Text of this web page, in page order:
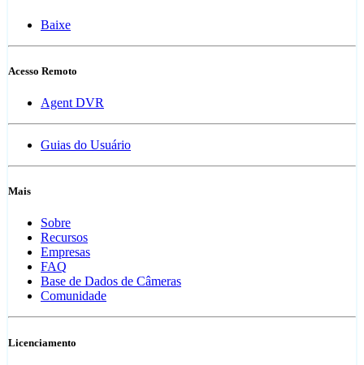
Baixe
Acesso Remoto
Agent DVR
Guias do Usuário
Mais
Sobre
Recursos
Empresas
FAQ
Base de Dados de Câmeras
Comunidade
Licenciamento